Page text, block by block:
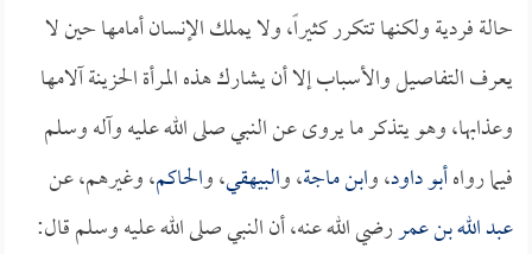
حالة فردية ولكنها تتكرر كثيراً، ولا يملك الإنسان أمامها حين لا
يعرف التفاصيل والأسباب إلا أن يشارك هذه المرأة الحزينة آلامها
وعذابها، وهو يتذكر ما يروى عن النبي صلى الله عليه وآله وسلم
فيما رواهأبو داود، وابن ماجة، والبيهقي، والحاكم، وغيرهم، عن
عبد الله بن عمررضي الله عنه، أن النبي صلى الله عليه وسلم قال: